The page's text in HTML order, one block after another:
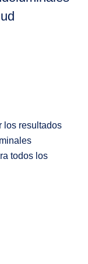
los resultados
todos los